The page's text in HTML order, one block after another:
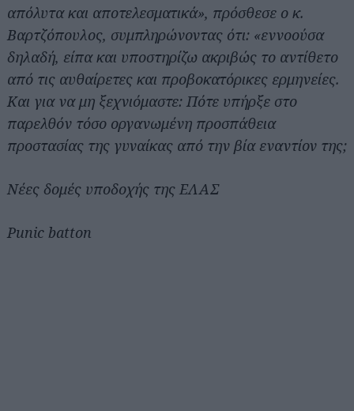
απόλυτα και αποτελεσματικά», πρόσθεσε ο κ.
Βαρτζόπουλος, συμπληρώνοντας ότι: «εννοούσα
δηλαδή, είπα και υποστηρίζω ακριβώς το αντίθετο
από τις αυθαίρετες και προβοκατόρικες ερμηνείες.
Και για να μη ξεχνιόμαστε: Πότε υπήρξε στο
παρελθόν τόσο οργανωμένη προσπάθεια
προστασίας της γυναίκας από την βία εναντίον της;
Νέες δομές υποδοχής της ΕΛΑΣ
Punic batton